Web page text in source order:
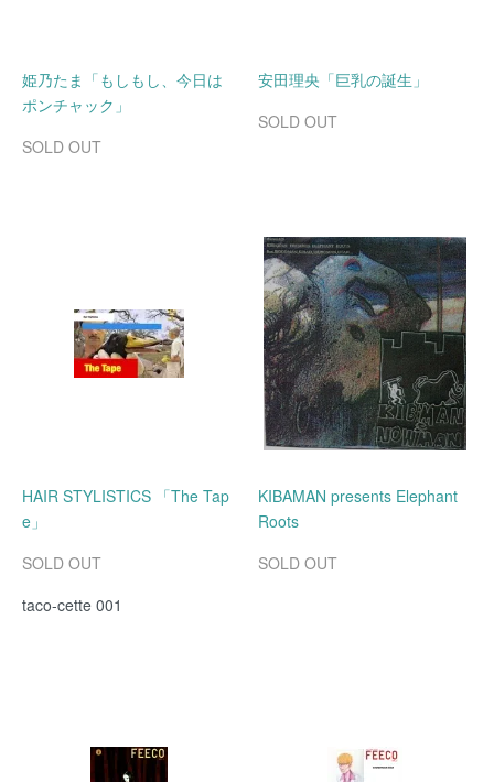
姫乃たま「もしもし、今日は
ポンチャック」
SOLD OUT
安田理央「巨乳の誕生」
SOLD OUT
HAIR STYLISTICS 「The Tap
e」
SOLD OUT
taco-cette 001
KIBAMAN presents Elephant
Roots
SOLD OUT